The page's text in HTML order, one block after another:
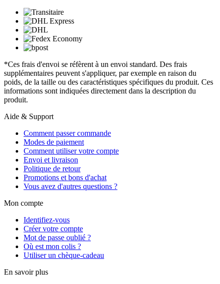
*Ces frais d'envoi se réfèrent à un envoi standard. Des frais
supplémentaires peuvent s'appliquer, par exemple en raison du
poids, de la taille ou des caractéristiques spécifiques du produit. Ces
informations sont indiquées directement dans la description du
produit.
Aide & Support
Comment passer commande
Modes de paiement
Comment utiliser votre compte
Envoi et livraison
Politique de retour
Promotions et bons d'achat
Vous avez d'autres questions ?
Mon compte
Identifiez-vous
Créer votre compte
Mot de passe oublié ?
Où est mon colis ?
Utiliser un chèque-cadeau
En savoir plus